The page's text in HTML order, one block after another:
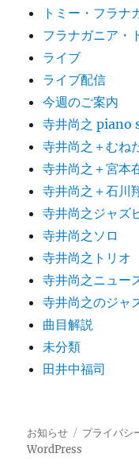
トミー・フラナ
フラナガニア・
ライブ
ライブ配信
今週のご案内
寺井尚之 piano
寺井尚之＋むね
寺井尚之＋宮本
寺井尚之＋石川
寺井尚之ジャズ
寺井尚之ソロ
寺井尚之トリオ
寺井尚之ニュー
寺井尚之のジャ
曲目解説
未分類
田井中福司
お知らせ プライバシ
WordPress